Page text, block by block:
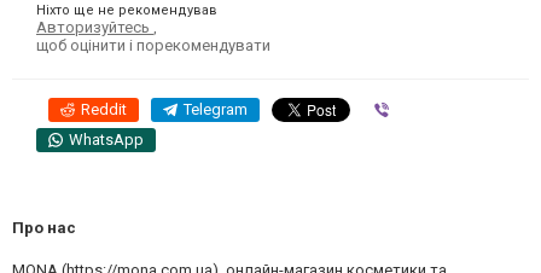
Ніхто ще не рекомендував
Авторизуйтесь
щоб оцінити і порекомендувати
Reddit Telegram
WhatsApp
Про нас